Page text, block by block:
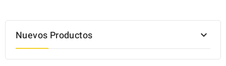
Nuevos Productos 